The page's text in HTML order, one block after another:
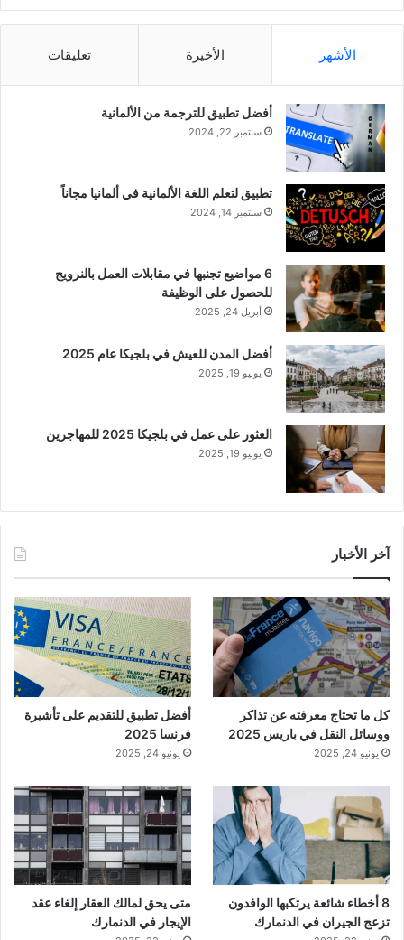
الأشهر الأخيرة تعليقات
أفضل تطبيق للترجمة من الألمانية
سبتمبر 22, 2024
تطبيق لتعلم اللغة الألمانية في ألمانيا مجاناً
سبتمبر 14, 2024
6 مواضيع تجنبها في مقابلات العمل بالنرويج
للحصول على الوظيفة
أبريل 24, 2025
أفضل المدن للعيش في بلجيكا عام 2025
يونيو 19, 2025
العثور على عمل في بلجيكا 2025 للمهاجرين
يونيو 19, 2025
آخر الأخبار
كل ما تحتاج معرفته عن تذاكر
ووسائل النقل في باريس 2025
يونيو 24, 2025
أفضل تطبيق للتقديم على تأشيرة
فرنسا 2025
يونيو 24, 2025
8 أخطاء شائعة يرتكبها الوافدون
تزعج الجيران في الدنمارك
متى يحق لمالك العقار إلغاء عقد
الإيجار في الدنمارك